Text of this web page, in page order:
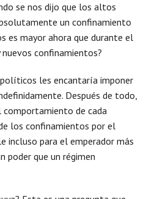
se nos dijo que los altos
un confinamiento
es mayor ahora que durante el
confinamientos?
les encantaría imponer
Después de todo,
de cada
los confinamientos por el
incluso para el emperador más
poder que un régimen